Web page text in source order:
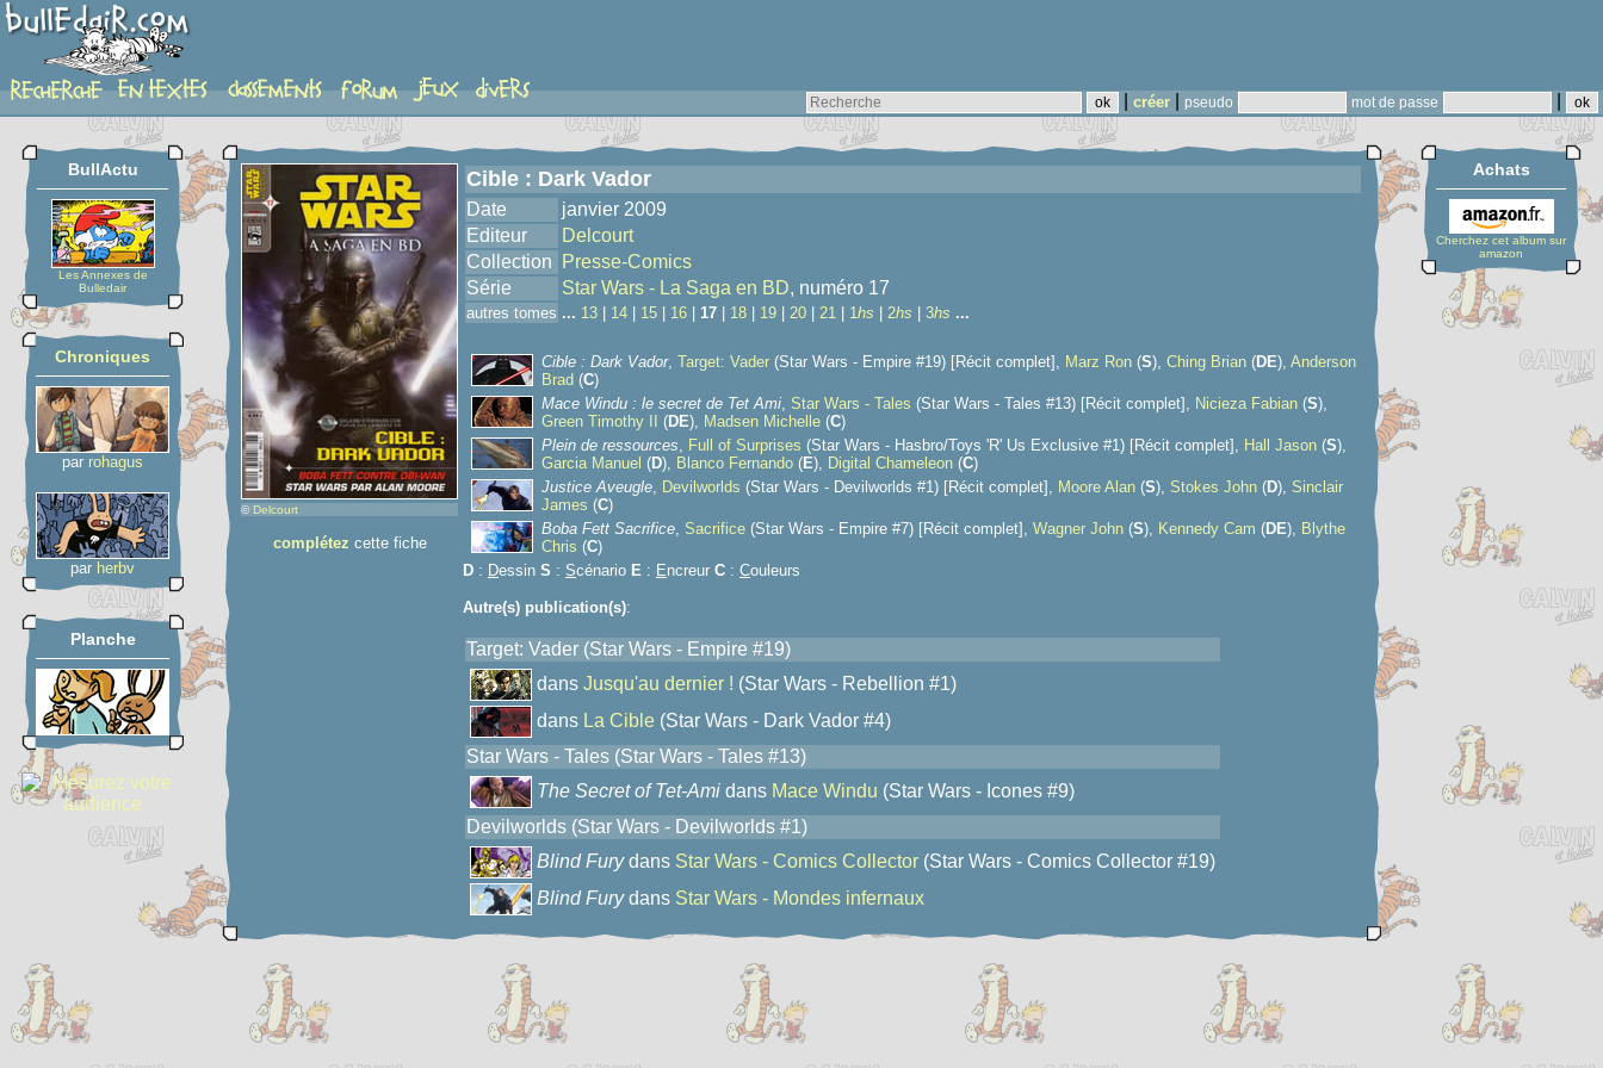
créer pseudo mot de passe
album
BullActu
Les Annexes de
Bulledair
Chroniques
par rohagus
par herbv
Planche
© Delcourt
complétez cette fiche
Cible : Dark Vador
Date
janvier 2009
Editeur
Delcourt
Collection
Presse-Comics
Série
Star Wars - La Saga en BD, numéro 17
autres tomes ... 13 14 15 16 17 18 19 20 21 1hs 2hs 3hs ...
Cible : Dark Vador, Target: Vader (Star Wars - Empire #19) [Récit complet], Marz Ron (S), Ching Brian (DE), Anderson
Brad (C)
Mace Windu : le secret de Tet Ami, Star Wars - Tales (Star Wars - Tales #13) [Récit complet], Nicieza Fabian (S),
Green Timothy II
(DE), Madsen Michelle (C)
Plein de ressources, Full of Surprises (Star Wars - Hasbro/Toys 'R' Us Exclusive #1) [Récit complet], Hall Jason (S),
Garcia Manuel (D), Blanco Fernando (E), Digital Chameleon (C)
Justice Aveugle, Devilworlds (Star Wars - Devilworlds #1) [Récit complet], Moore Alan (S), Stokes John (D), Sinclair
James (C)
Boba Fett Sacrifice, Sacrifice (Star Wars - Empire #7) [Récit complet], Wagner John (S), Kennedy Cam (DE), Blythe
Chris (C)
D : Dessin S : Scénario E : Encreur C : Couleurs
Autre(s) publication(s):
Target: Vader (Star Wars - Empire #19)
dans Jusqu'au dernier ! (Star Wars - Rebellion #1)
dans La Cible (Star Wars - Dark Vador #4)
Star Wars - Tales (Star Wars - Tales #13)
The Secret of Tet-Ami dans Mace Windu (Star Wars - Icones #9)
Devilworlds (Star Wars - Devilworlds #1)
Blind Furydans Star Wars - Comics Collector (Star Wars - Comics Collector #19)
Blind Furydans Star Wars - Mondes infernaux
Achats
Cherchez cet album sur
amazon